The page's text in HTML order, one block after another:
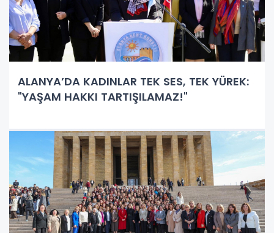
ALANYA’DA KADINLAR TEK SES, TEK YÜREK:
"YAŞAM HAKKI TARTIŞILAMAZ!"